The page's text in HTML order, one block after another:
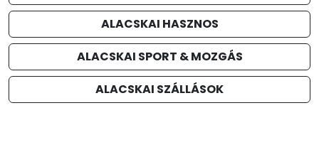
ALACSKAI HASZNOS
ALACSKAI SPORT & MOZGÁS
ALACSKAI SZÁLLÁSOK